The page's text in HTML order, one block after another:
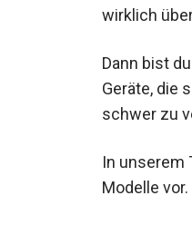
wirklich
Dann bist
Geräte, die
schwer zu
In unserem
Modelle vor.